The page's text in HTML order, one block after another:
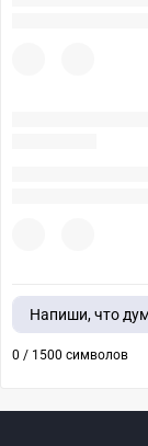
Напиши, что
0 / 1500 символов